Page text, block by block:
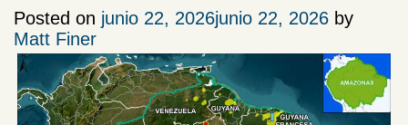
Posted on junio 22, 2026junio 22, 2026 by
Matt Finer